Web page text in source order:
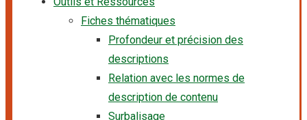
Fiches thématiques
Profondeur et précision des
descriptions
Relation avec les normes de
description de contenu
Surbalisage